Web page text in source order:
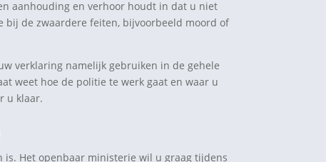
aanhouding en verhoor houdt in dat u niet
bij de zwaardere feiten, bijvoorbeeld moord of
verklaring namelijk gebruiken in de gehele
weet hoe de politie te werk gaat en waar u
u klaar.
Het openbaar ministerie wil u graag tijdens